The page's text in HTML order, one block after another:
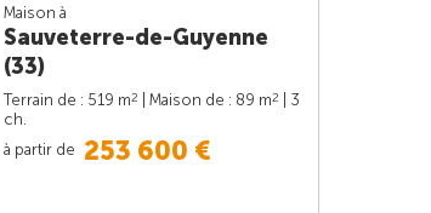
Maison à
Sauveterre-de-Guyenne
(33)
Terrain de : 519 m2 | Maison de : 89 m2
| 3
ch.
à partir de 253 600 €